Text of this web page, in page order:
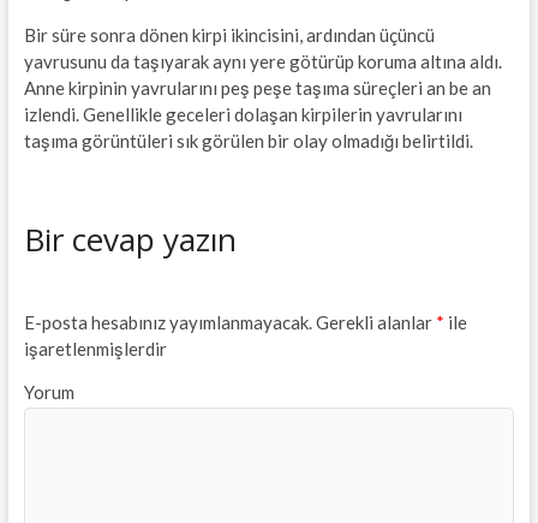
Bir süre sonra dönen kirpi ikincisini, ardından üçüncü
yavrusunu da taşıyarak aynı yere götürüp koruma altına aldı.
Anne kirpinin yavrularını peş peşe taşıma süreçleri an be an
izlendi. Genellikle geceleri dolaşan kirpilerin yavrularını
taşıma görüntüleri sık görülen bir olay olmadığı belirtildi.
Bir cevap yazın
E-posta hesabınız yayımlanmayacak.Gerekli alanlar * ile
işaretlenmişlerdir
Yorum